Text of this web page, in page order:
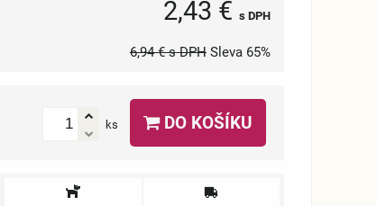
2,43 € s DPH
6,94 € s DPH Sleva 65%
ks DO KOŠÍKU